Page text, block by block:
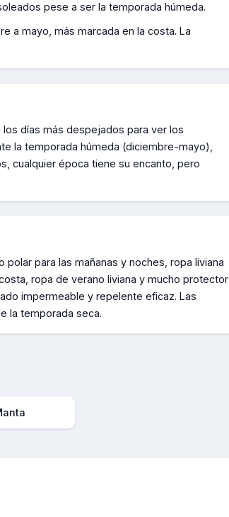
pese a ser la temporada húmeda.
a mayo, más marcada en la costa. La
días más despejados para ver los
la temporada húmeda (diciembre-mayo),
cualquier época tiene su encanto, pero
para las mañanas y noches, ropa liviana
ropa de verano liviana y mucho protector
impermeable y repelente eficaz. Las
la temporada seca.